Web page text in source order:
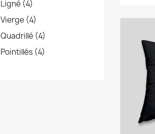
Ligné (4)
Vierge (4)
Quadrillé (4)
Pointillés (4)